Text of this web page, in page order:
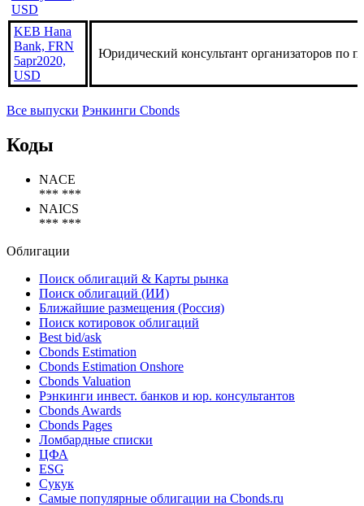
USD
KEB Hana
Bank, FRN
5apr2020,
USD
Юридический консультант организаторов по
Все выпуски Рэнкинги Cbonds
Коды
NACE
*** ***
NAICS
*** ***
Облигации
Поиск облигаций & Карты рынка
Поиск облигаций (ИИ)
Ближайшие размещения (Россия)
Поиск котировок облигаций
Best bid/ask
Cbonds Estimation
Cbonds Estimation Onshore
Cbonds Valuation
Рэнкинги инвест. банков и юр. консультантов
Cbonds Awards
Cbonds Pages
Ломбардные списки
ЦФА
ESG
Сукук
Самые популярные облигации на Cbonds.ru